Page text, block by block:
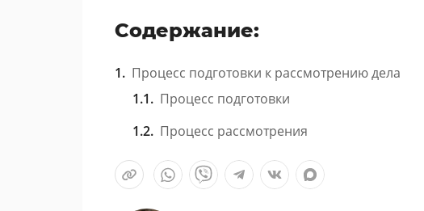
Содержание:
Процесс подготовки к рассмотрению дела
Процесс подготовки
Процесс рассмотрения